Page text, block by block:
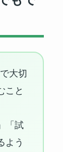
で大切
こと
「試
よう